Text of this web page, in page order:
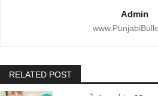
Admin
RELATED POST